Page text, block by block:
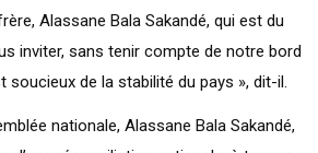
Alassane Bala Sakandé, qui est du
inviter, sans tenir compte de notre bord
soucieux de la stabilité du pays », dit-il.
nationale, Alassane Bala Sakandé,